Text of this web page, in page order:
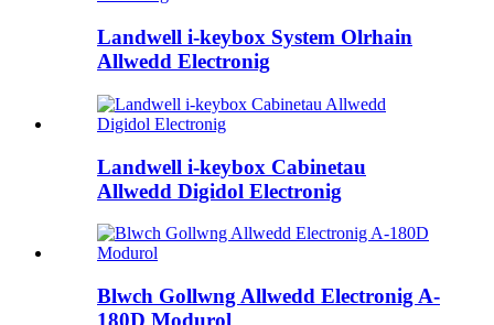
Landwell i-keybox System Olrhain
Allwedd Electronig
Landwell i-keybox Cabinetau
Allwedd Digidol Electronig
Blwch Gollwng Allwedd Electronig A-
180D Modurol